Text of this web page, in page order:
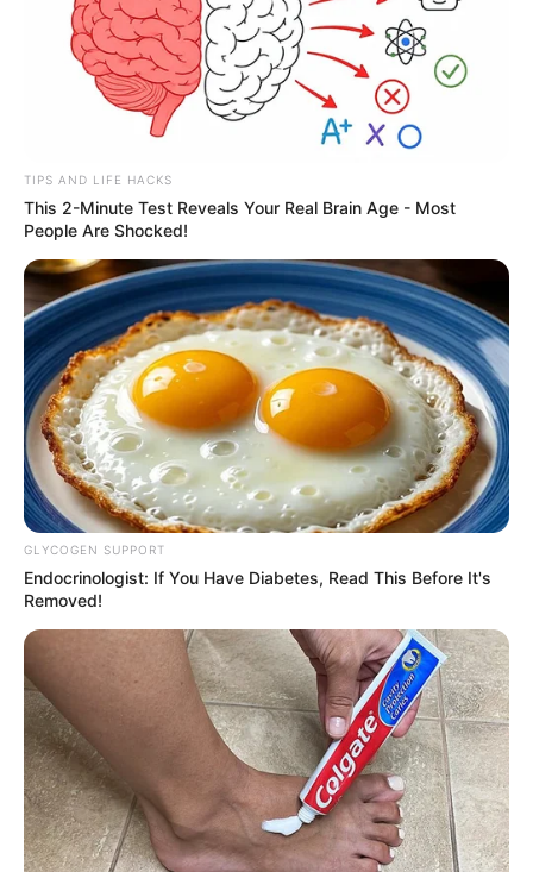
TIPS AND LIFE HACKS
This 2-Minute Test Reveals Your Real Brain Age - Most
People Are Shocked!
GLYCOGEN SUPPORT
Endocrinologist: If You Have Diabetes, Read This Before It's
Removed!